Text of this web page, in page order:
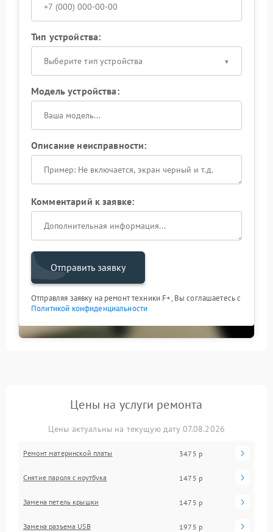
Тип устройства:
Выберите тип устройства
Модель устройства:
Описание неисправности:
Комментарий к заявке:
Отправить заявку
Отправляя заявку на ремонт техники F+, Вы соглашаетесь с
Политикой конфиденциальности
Цены на услуги ремонта
Цены актуальны на текущую дату 07.08.2026
Ремонт материнской платы 3475 р
Снятие пароля с ноутбука 1475 р
Замена петель крышки 1475 р
Замена разъема USB 1975 р